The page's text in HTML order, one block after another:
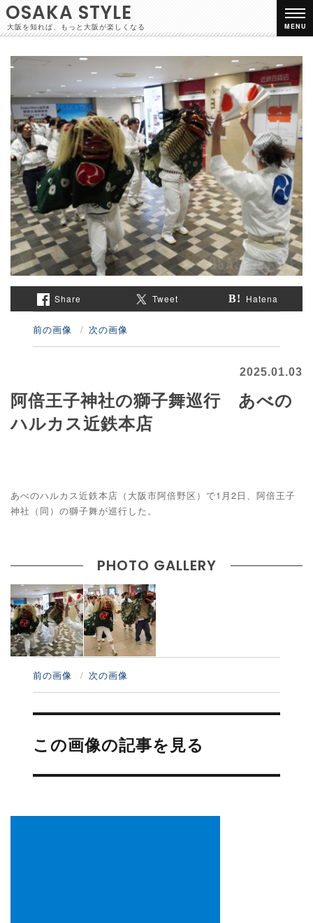
OSAKA STYLE
大阪を知れば、もっと大阪が楽しくなる MENU
Share Tweet Hatena
前の画像 次の画像
2025.01.03
阿倍王子神社の獅子舞巡行 あべの
ハルカス近鉄本店
あべのハルカス近鉄本店（大阪市阿倍野区）で1月2日、阿倍王子
神社（同）の獅子舞が巡行した。
PHOTO GALLERY
前の画像 次の画像
投
ナ
ビ
ー
この画像の記事を見る